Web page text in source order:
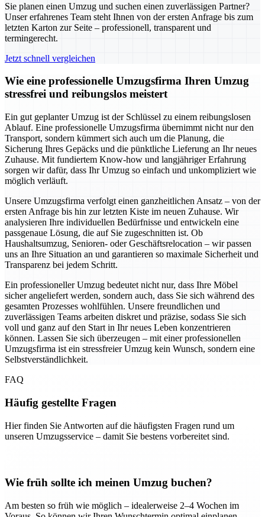
Sie planen einen Umzug und suchen einen zuverlässigen Partner?
Unser erfahrenes Team steht Ihnen von der ersten Anfrage bis zum
letzten Karton zur Seite – professionell, transparent und
termingerecht.
Jetzt schnell vergleichen
Wie eine professionelle Umzugsfirma Ihren Umzug
stressfrei und reibungslos meistert
Ein gut geplanter Umzug ist der Schlüssel zu einem reibungslosen
Ablauf. Eine professionelle Umzugsfirma übernimmt nicht nur den
Transport, sondern kümmert sich auch um die Planung, die
Sicherung Ihres Gepäcks und die pünktliche Lieferung an Ihr neues
Zuhause. Mit fundiertem Know-how und langjähriger Erfahrung
sorgen wir dafür, dass Ihr Umzug so einfach und unkompliziert wie
möglich verläuft.
Unsere Umzugsfirma verfolgt einen ganzheitlichen Ansatz – von der
ersten Anfrage bis hin zur letzten Kiste im neuen Zuhause. Wir
analysieren Ihre individuellen Bedürfnisse und entwickeln eine
passgenaue Lösung, die auf Sie zugeschnitten ist. Ob
Haushaltsumzug, Senioren- oder Geschäftsrelocation – wir passen
uns an Ihre Situation an und garantieren so maximale Sicherheit und
Transparenz bei jedem Schritt.
Ein professioneller Umzug bedeutet nicht nur, dass Ihre Möbel
sicher angeliefert werden, sondern auch, dass Sie sich während des
gesamten Prozesses wohlfühlen. Unsere freundlichen und
zuverlässigen Teams arbeiten diskret und präzise, sodass Sie sich
voll und ganz auf den Start in Ihr neues Leben konzentrieren
können. Lassen Sie sich überzeugen – mit einer professionellen
Umzugsfirma ist ein stressfreier Umzug kein Wunsch, sondern eine
Selbstverständlichkeit.
FAQ
Häufig gestellte Fragen
Hier finden Sie Antworten auf die häufigsten Fragen rund um
unseren Umzugsservice – damit Sie bestens vorbereitet sind.
Wie früh sollte ich meinen Umzug buchen?
Am besten so früh wie möglich – idealerweise 2–4 Wochen im